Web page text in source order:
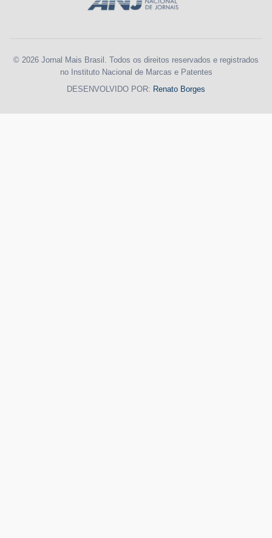
© 2026 Jornal Mais Brasil. Todos os direitos reservados e registrados
no Instituto Nacional de Marcas e Patentes
DESENVOLVIDO POR: Renato Borges